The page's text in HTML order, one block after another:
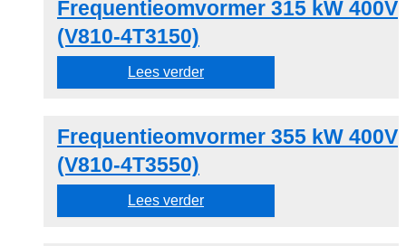
Frequentieomvormer 315 kW 400V
(V810-4T3150)
Lees verder
Frequentieomvormer 355 kW 400V
(V810-4T3550)
Lees verder